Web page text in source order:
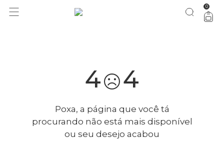
você merece 30% OFF pra comemorar com a gente aproveita! 0
4 4
Poxa, a página que você tá
procurando não está mais disponível
ou seu desejo acabou